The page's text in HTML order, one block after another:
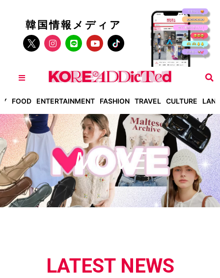
韓国情報メディア
FOOD ENTERTAINMENT FASHION TRAVEL CULTURE
MOVE
LATEST NEWS